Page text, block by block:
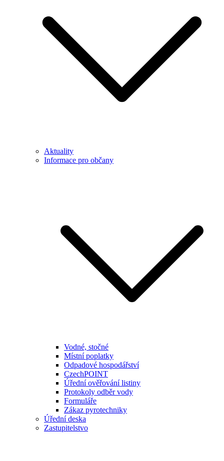
Aktuality
Informace pro občany
Vodné, stočné
Místní poplatky
Odpadové hospodářství
CzechPOINT
Úřední ověřování listiny
Protokoly odběr vody
Formuláře
Zákaz pyrotechniky
Úřední deska
Zastupitelstvo